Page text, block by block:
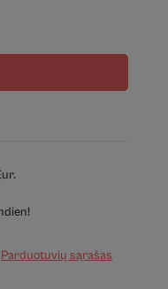
Parduotuvių sąrašas